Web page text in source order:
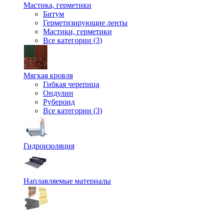
Мастика, герметики
Битум
Герметизирующие ленты
Мастики, герметики
Все категории (3)
Мягкая кровля
Гибкая черепица
Ондулин
Рубероид
Все категории (3)
Гидроизоляция
Наплавляемые материалы